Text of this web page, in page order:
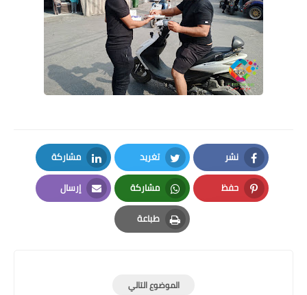
نشر
Facebook
تغريد
Twitter
مشاركة
LinkedIn
حفظ
Pinterest
مشاركة
Whatsapp
إرسال
Email
طباعة
Print
الموضوع التالي